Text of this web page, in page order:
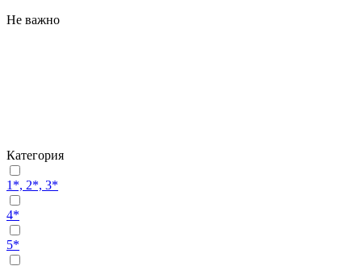
Не важно
Категория
1*, 2*, 3*
4*
5*